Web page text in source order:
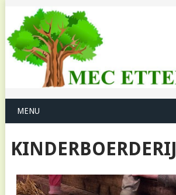
MENU
KINDERBOERDERIJ